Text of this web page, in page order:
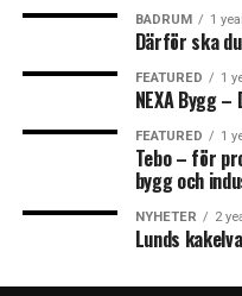
BADRUM 1
Därför ska
FEATURED 1
NEXA Bygg
FEATURED 1
Tebo – för
bygg och
NYHETER 2
Lunds